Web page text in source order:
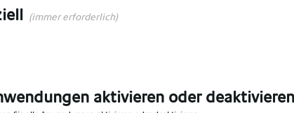
wählen*
Talent Network aufgenommen werden,
(immer erforderlich)
aktivieren oder deaktivieren